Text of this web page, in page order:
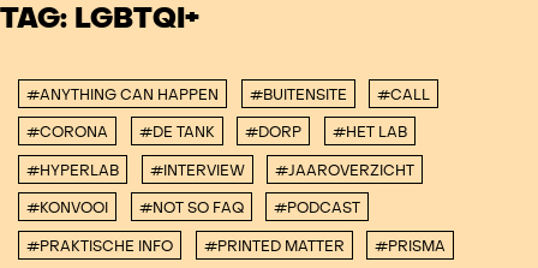
TAG: LGBTQI+
#ANYTHING CAN HAPPEN #BUITENSITE #CALL
#CORONA #DE TANK #DORP #HET LAB
#HYPERLAB #INTERVIEW #JAAROVERZICHT
#KONVOOI #NOT SO FAQ #PODCAST
#PRAKTISCHE INFO #PRINTED MATTER #PRISMA